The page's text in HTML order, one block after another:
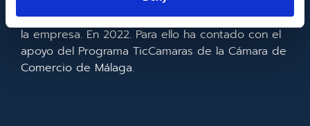
mejora de la competitividad y productividad de
la empresa. En 2022. Para ello ha contado con el
apoyo del Programa TicCamaras de la Cámara de
Comercio de Málaga.